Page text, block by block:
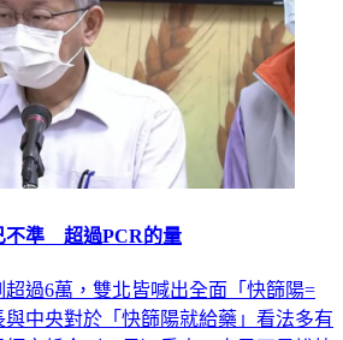
不準 超過PCR的量
過6萬，雙北皆喊出全面「快篩陽=
中央對於「快篩陽就給藥」看法多有